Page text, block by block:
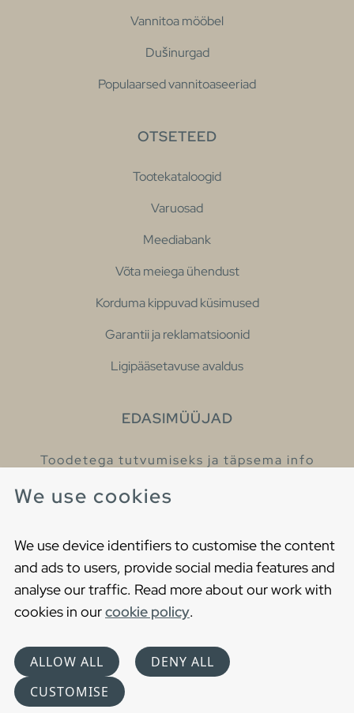
We use cookies
We use device identifiers to customise the content
and ads to users, provide social media features and
analyse our traffic. Read more about our work with
cookies in ourcookie policy.
ALLOW ALL
DENY ALL
CUSTOMISE
Vannitoa mööbel
Dušinurgad
Populaarsed vannitoaseeriad
OTSETEED
Tootekataloogid
Varuosad
Meediabank
Võta meiega ühendust
Korduma kippuvad küsimused
Garantii ja reklamatsioonid
Ligipääsetavuse avaldus
EDASIMÜÜJAD
Toodetega tutvumiseks ja täpsema info
Cookies
Privaatsuspoliitika
Choose language